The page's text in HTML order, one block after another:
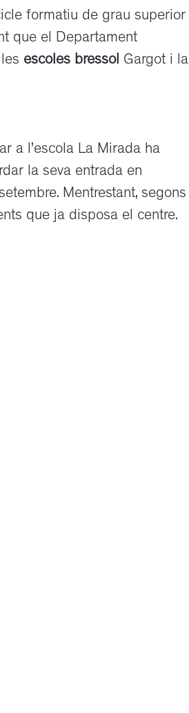
formatiu de grau superior
que el Departament
escoles bressol Gargot i la
a l’escola La Mirada ha
la seva entrada en
Mentrestant, segons
que ja disposa el centre.